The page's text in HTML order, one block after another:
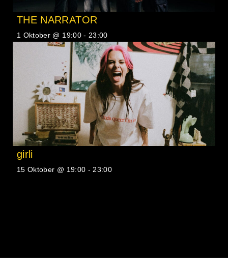
THE NARRATOR
1 Oktober @ 19:00- 23:00
girli
15 Oktober @ 19:00 -23:00